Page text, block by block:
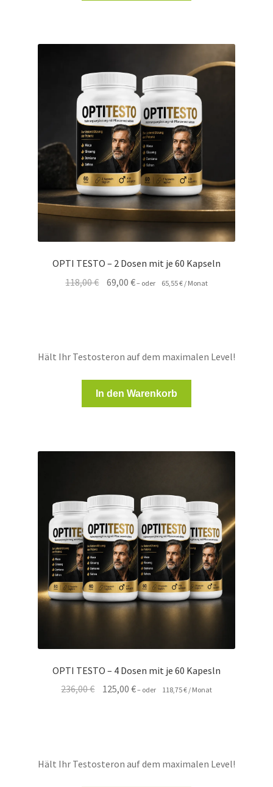
OPTI TESTO – 2 Dosen mit je 60 Kapseln
118,00€ Ursprünglicher
69,00€Aktueller
– oder 65,55€ / Monat
Hält Ihr Testosteron auf dem maximalen Level!
In den Warenkorb
OPTI TESTO – 4 Dosen mit je 60 Kapesln
236,00€ Ursprünglicher
125,00€Aktueller
– oder 118,75€ / Monat
Hält Ihr Testosteron auf dem maximalen Level!